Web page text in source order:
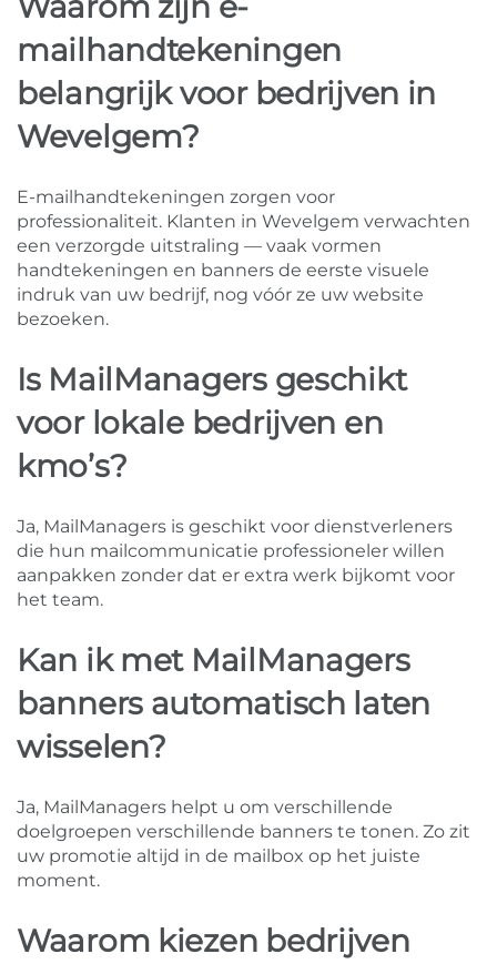
mailhandtekeningen
belangrijk voor bedrijven in
Wevelgem?
E-mailhandtekeningen zorgen voor
professionaliteit. Klanten in Wevelgem verwachten
een verzorgde uitstraling — vaak vormen
handtekeningen en banners de eerste visuele
indruk van uw bedrijf, nog vóór ze uw website
bezoeken.
Is MailManagers geschikt
voor lokale bedrijven en
kmo’s?
Ja, MailManagers is geschikt voor dienstverleners
die hun mailcommunicatie professioneler willen
aanpakken zonder dat er extra werk bijkomt voor
het team.
Kan ik met MailManagers
banners automatisch laten
wisselen?
Ja, MailManagers helpt u om verschillende
doelgroepen verschillende banners te tonen. Zo zit
uw promotie altijd in de mailbox op het juiste
moment.
Waarom kiezen bedrijven